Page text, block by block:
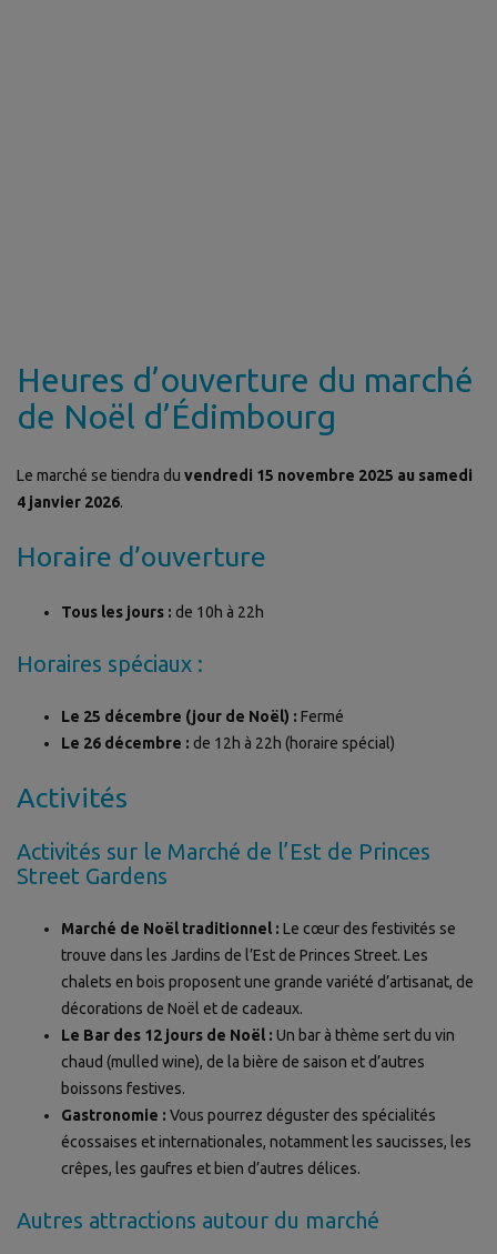
Heures d’ouverture du marché
de Noël d’Édimbourg
Le marché se tiendra du vendredi 15 novembre 2025 au samedi
4 janvier 2026.
Horaire d’ouverture
Tous les jours : de 10h à 22h
Horaires spéciaux :
Le 25 décembre (jour de Noël) : Fermé
Le 26 décembre : de 12h à 22h (horaire spécial)
Activités
Activités sur le Marché de l’Est de Princes
Street Gardens
Marché de Noël traditionnel : Le cœur des festivités se
trouve dans les Jardins de l’Est de Princes Street. Les
chalets en bois proposent une grande variété d’artisanat, de
décorations de Noël et de cadeaux.
Le Bar des 12 jours de Noël : Un bar à thème sert du vin
chaud (mulled wine), de la bière de saison et d’autres
boissons festives.
Gastronomie : Vous pourrez déguster des spécialités
écossaises et internationales, notamment les saucisses, les
crêpes, les gaufres et bien d’autres délices.
Autres attractions autour du marché